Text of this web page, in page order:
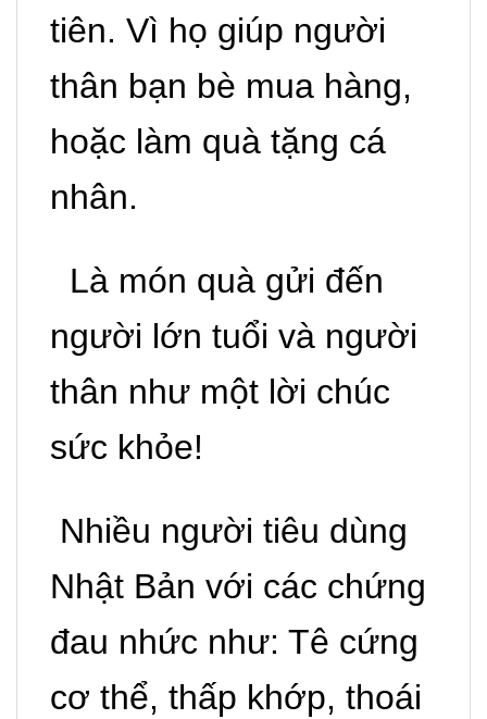
tiên. Vì họ giúp người
thân bạn bè mua hàng,
hoặc làm quà tặng cá
nhân.
Là món quà gửi đến
người lớn tuổi và người
thân như một lời chúc
sức khỏe!
Nhiều người tiêu dùng
Nhật Bản với các chứng
đau nhức như: Tê cứng
cơ thể, thấp khớp, thoái